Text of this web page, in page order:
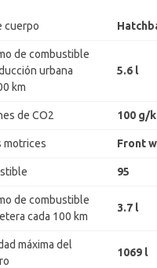
cuerpo
de combustible
urbana
km
5.6 l
de CO2 100 g/
motrices Front
95
de combustible
cada 100 km
3.7 l
máxima del
1069 l